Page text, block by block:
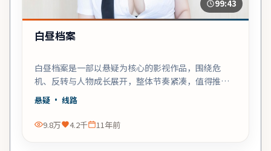
99:43
白昼档案
白昼档案是一部以悬疑为核心的影视作品，围绕危
机、反转与人物成长展开，整体节奏紧凑，值得推荐
观看。
悬疑 · 线路
9.8万 4.2千 11年前